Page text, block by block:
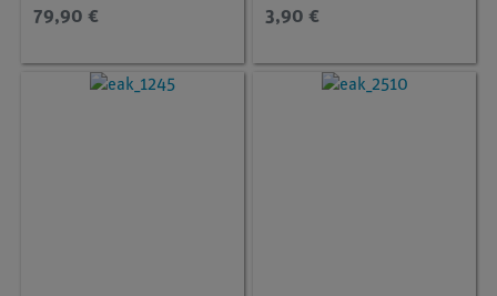
79,90 € 3,90 €